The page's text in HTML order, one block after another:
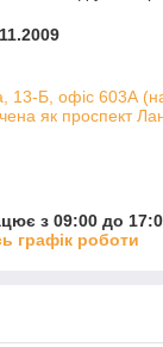
13-Б, офіс 603А
як проспект
з 09:00 до
графік роботи